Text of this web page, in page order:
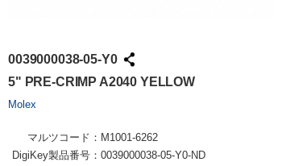
0039000038-05-Y0
5" PRE-CRIMP A2040 YELLOW
Molex
マルツコード： M1001-6262
DigiKey製品番号： 0039000038-05-Y0-ND